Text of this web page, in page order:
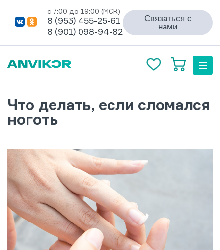
с 7:00 до 19:00 (МСК)
8 (953) 455-25-61
8 (901) 098-94-82
Связаться с
нами
Что делать, если сломался
ноготь